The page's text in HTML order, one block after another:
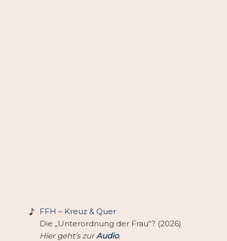
FFH – Kreuz & Quer
Die „Unterordnung der Frau“? (2026)
Hier geht’s zurAudio.